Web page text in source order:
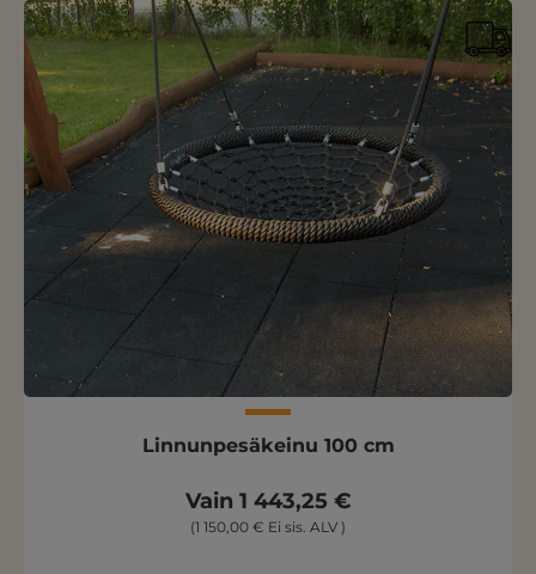
Linnunpesäkeinu 100 cm
Vain 1 443,25 €
(1 150,00 € Ei sis. ALV )